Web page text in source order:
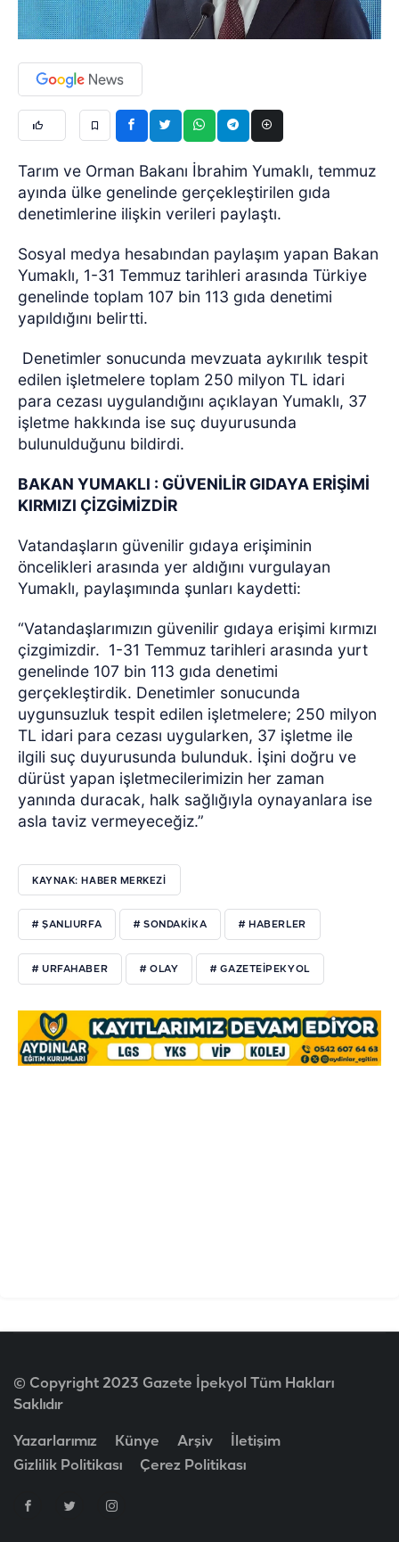
Tarım ve Orman Bakanı İbrahim Yumaklı, temmuz
ayında ülke genelinde gerçekleştirilen gıda
denetimlerine ilişkin verileri paylaştı.
Sosyal medya hesabından paylaşım yapan Bakan
Yumaklı, 1-31 Temmuz tarihleri arasında Türkiye
genelinde toplam 107 bin 113 gıda denetimi
yapıldığını belirtti.
Denetimler sonucunda mevzuata aykırılık tespit
edilen işletmelere toplam 250 milyon TL idari
para cezası uygulandığını açıklayan Yumaklı, 37
işletme hakkında ise suç duyurusunda
bulunulduğunu bildirdi.
BAKAN YUMAKLI : GÜVENİLİR GIDAYA ERİŞİMİ
KIRMIZI ÇİZGİMİZDİR
Vatandaşların güvenilir gıdaya erişiminin
öncelikleri arasında yer aldığını vurgulayan
Yumaklı, paylaşımında şunları kaydetti:
“Vatandaşlarımızın güvenilir gıdaya erişimi kırmızı
çizgimizdir. 1-31 Temmuz tarihleri arasında yurt
genelinde 107 bin 113 gıda denetimi
gerçekleştirdik. Denetimler sonucunda
uygunsuzluk tespit edilen işletmelere; 250 milyon
TL idari para cezası uygularken, 37 işletme ile
ilgili suç duyurusunda bulunduk. İşini doğru ve
dürüst yapan işletmecilerimizin her zaman
yanında duracak, halk sağlığıyla oynayanlara ise
asla taviz vermeyeceğiz.”
KAYNAK: HABER MERKEZI
# ŞANLIURFA # SONDAKİKA # HABERLER
# URFAHABER # OLAY # GAZETEİPEKYOL
© Copyright 2023 Gazete İpekyol Tüm Hakları
Saklıdır
Yazarlarımız Künye Arşiv
İletişim
Gizlilik Politikası
Çerez Politikası